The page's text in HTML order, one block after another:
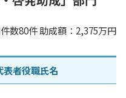
数80件 助成額：2,375万円
表者役職氏名